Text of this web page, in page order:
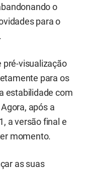
o
para o
.
pré-visualização
para os
estabilidade com
após a
a versão final e
momento.
as suas